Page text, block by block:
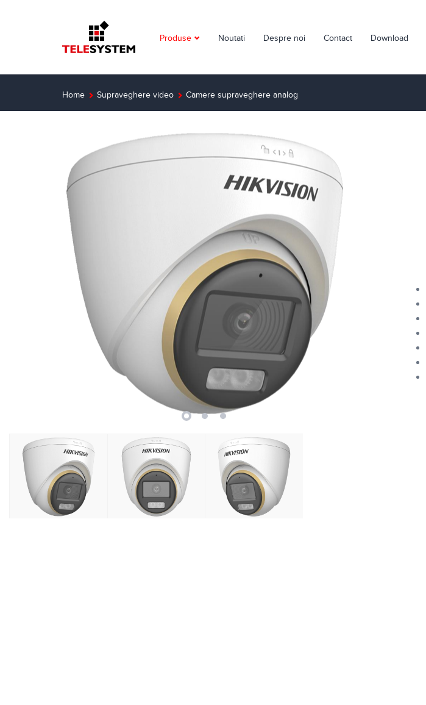
Produse
Detectie incendiu
Automatizari
Solutii dedicate
Smart Home
Retelistica
Cabluri si accesorii
Scule si unelte
Noutati Despre noi Contact Download
Home Supraveghere video Camere supraveghere analog